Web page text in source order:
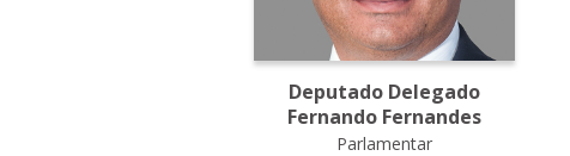
Deputado Delegado
Fernando Fernandes
Parlamentar